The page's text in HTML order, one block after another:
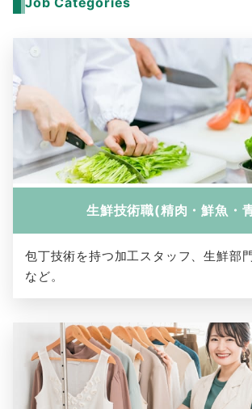
生鮮技術職(精肉・鮮魚・
包丁技術を持つ加工スタッフ、生鮮部
など。